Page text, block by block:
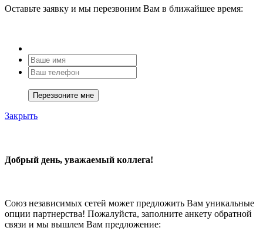
Оставьте заявку и мы перезвоним Вам в ближайшее время:
Закрыть
Добрый день, уважаемый коллега!
Союз независимых сетей может предложить Вам уникальные
опции партнерства! Пожалуйста, заполните анкету обратной
связи и мы вышлем Вам предложение: